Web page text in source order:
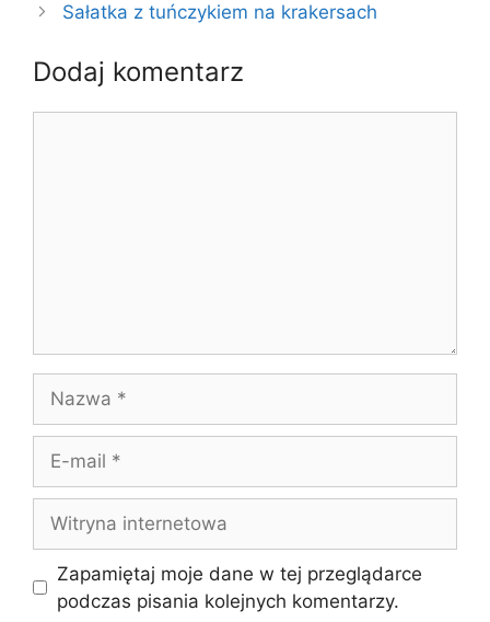
Sałatka z tuńczykiem na krakersach
Dodaj komentarz
mail
internetowa
Zapamiętaj moje dane w tej przeglądarce
podczas pisania kolejnych komentarzy.